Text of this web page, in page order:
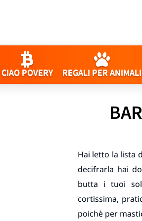
CIAO POVERY REGALI PER ANIMALI
Hai letto la lista
decifrarla hai
butta i tuoi
cortissima,
poichè per